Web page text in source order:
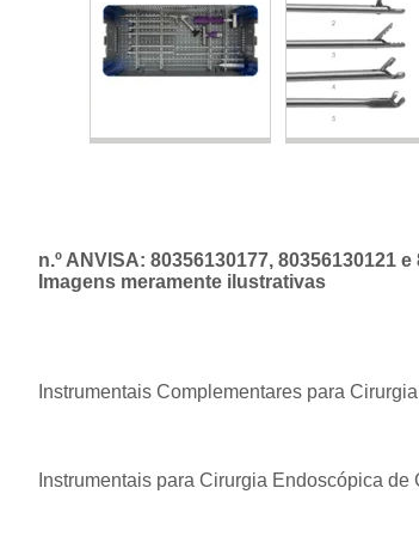
n.º ANVISA: 80356130177, 80356130121 e
Imagens meramente ilustrativas
Instrumentais Complementares para
Instrumentais para Cirurgia Endoscópica de